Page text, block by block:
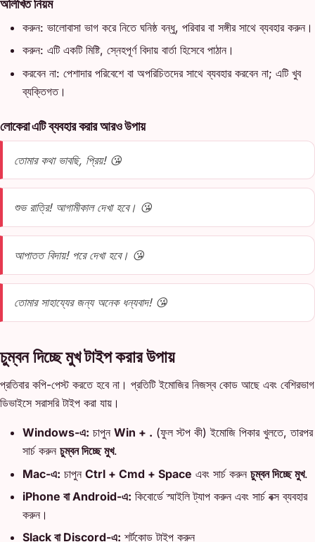
অলিখিত নিয়ম
করুন: ভালোবাসা ভাগ করে নিতে ঘনিষ্ঠ বন্ধু, পরিবার বা সঙ্গীর সাথে ব্যবহার করুন।
করুন: এটি একটি মিষ্টি, স্নেহপূর্ণ বিদায় বার্তা হিসেবে পাঠান।
করবেন না: পেশাদার পরিবেশে বা অপরিচিতদের সাথে ব্যবহার করবেন না; এটি খুব
ব্যক্তিগত।
লোকেরা এটি ব্যবহার করার আরও উপায়
তোমার কথা ভাবছি, প্রিয়! 😘
শুভ রাত্রি! আগামীকাল দেখা হবে। 😘
আপাতত বিদায়! পরে দেখা হবে। 😘
তোমার সাহায্যের জন্য অনেক ধন্যবাদ! 😘
চুম্বন দিচ্ছে মুখ টাইপ করার উপায়
প্রতিবার কপি-পেস্ট করতে হবে না। প্রতিটি ইমোজির নিজস্ব কোড আছে এবং বেশিরভাগ
ডিভাইসে সরাসরি টাইপ করা যায়।
Windows-এ: চাপুন Win + . (ফুল স্টপ কী) ইমোজি পিকার খুলতে, তারপর
সার্চ করুন চুম্বন দিচ্ছে মুখ.
Mac-এ: চাপুন Ctrl + Cmd + Space এবং সার্চ করুন চুম্বন দিচ্ছে মুখ.
iPhone বা Android-এ: কিবোর্ডে স্মাইলি ট্যাপ করুন এবং সার্চ বক্স ব্যবহার
করুন।
Slack বা Discord-এ: শর্টকোড টাইপ করুন